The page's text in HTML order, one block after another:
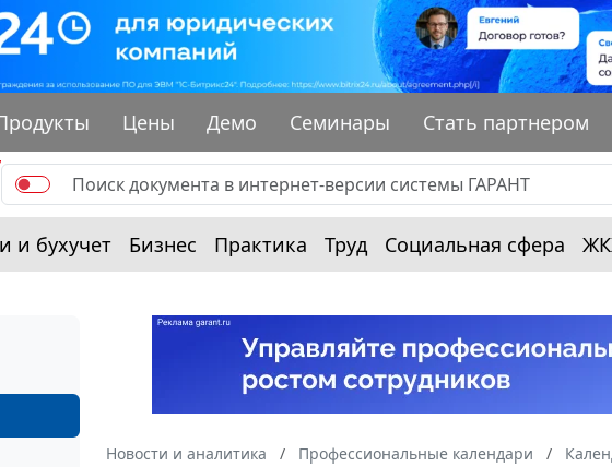
Цены Демо Семинары Стать партнером
и бухучет Бизнес Практика Труд Социальная сфера
Новости и аналитика Профессиональные календари